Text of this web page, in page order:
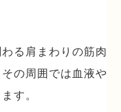
る肩まわりの筋肉
の周囲では血液や
す。